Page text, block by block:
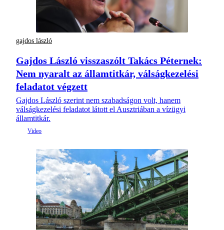
gajdos lászló
Gajdos László visszaszólt Takács Péternek:
Nem nyaralt az államtitkár, válságkezelési
feladatot végzett
Gajdos László szerint nem szabadságon volt, hanem
válságkezelési feladatot látott el Ausztriában a vízügyi
államtitkár.